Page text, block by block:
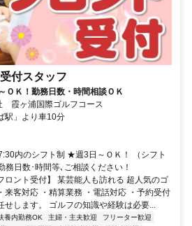
付スタッフ
ＯＫ！勤務日数・時間相談ＯＫ
霞ヶ浦国際ゴルフコース
駅」より車10分
内のシフト制 ★週3日～ＯＫ！ （シフト
日数･時間等､ご相談ください！
ロント受付】 某芸能人も訪れる 超人気のゴ
来客対応 ・精算業務 ・電話対応 ・予約受付
します。 ゴルフの知識や経験は必要...
養内勤務OK 主婦・主夫歓迎
フリーター歓迎